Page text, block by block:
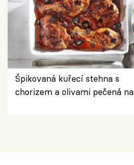
Špikovaná kuřecí stehna s
chorizem a olivami pečená na